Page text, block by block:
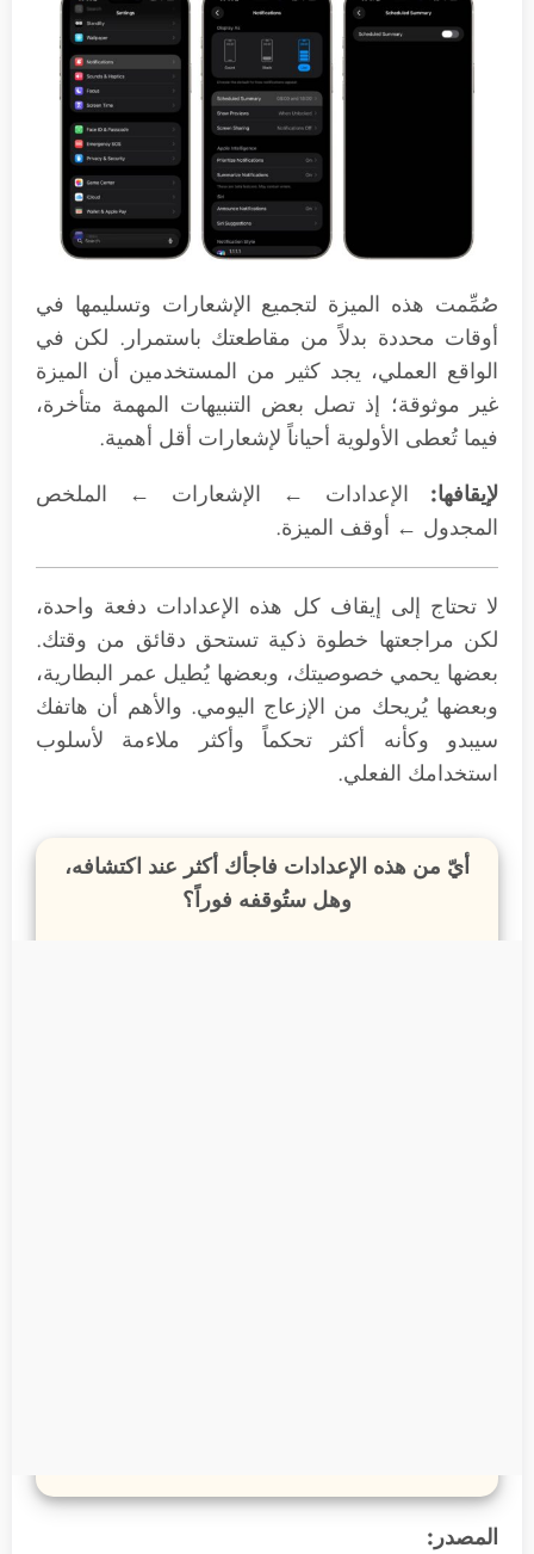
صُمِّمت هذه الميزة لتجميع الإشعارات وتسليمها في
أوقات محددة بدلاً من مقاطعتك باستمرار. لكن في
الواقع العملي، يجد كثير من المستخدمين أن الميزة
غير موثوقة؛ إذ تصل بعض التنبيهات المهمة متأخرة،
فيما تُعطى الأولوية أحياناً لإشعارات أقل أهمية.
لإيقافها: الإعدادات ← الإشعارات ← الملخص
المجدول ← أوقف الميزة.
لا تحتاج إلى إيقاف كل هذه الإعدادات دفعة واحدة،
لكن مراجعتها خطوة ذكية تستحق دقائق من وقتك.
بعضها يحمي خصوصيتك، وبعضها يُطيل عمر البطارية،
وبعضها يُريحك من الإزعاج اليومي. والأهم أن هاتفك
سيبدو وكأنه أكثر تحكماً وأكثر ملاءمة لأسلوب
استخدامك الفعلي.
أيّ من هذه الإعدادات فاجأك أكثر عند اكتشافه،
وهل ستُوقفه فوراً؟
المصدر: